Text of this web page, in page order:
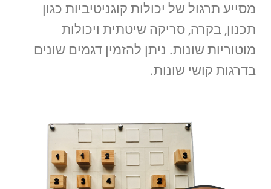
מסייע תרגול של יכולות קוגניטיביות כגון
תכנון, בקרה, סריקה שיטתית ויכולות
מוטוריות שונות. ניתן להזמין דגמים שונים
בדרגות קושי שונות.